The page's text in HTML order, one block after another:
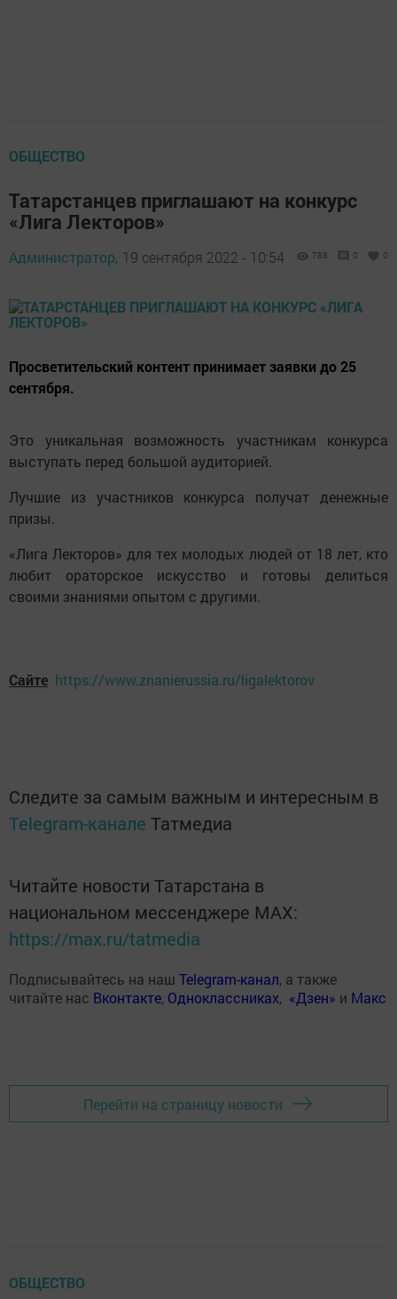
ОБЩЕСТВО
Татарстанцев приглашают на конкурс
«Лига Лекторов»
Администратор, 19 сентября 2022 - 10:54 788 0 0
Просветительский контент принимает заявки до 25
сентября.
Это уникальная возможность участникам конкурса
выступать перед большой аудиторией.
Лучшие из участников конкурса получат денежные
призы.
«Лига Лекторов» для тех молодых людей от 18 лет, кто
любит ораторское искусство и готовы делиться
своими знаниями опытом с другими.
Сайте https://www.znanierussia.ru/ligalektorov
Следите за самым важным и интересным в
Telegram-канале Татмедиа
Читайте новости Татарстана в
национальном мессенджере MАХ:
https://max.ru/tatmedia
Подписывайтесь на наш Telegram-канал, а также
читайте нас Вконтакте, Одноклассниках, «Дзен» и Макс
Перейти на страницу новости
ОБЩЕСТВО